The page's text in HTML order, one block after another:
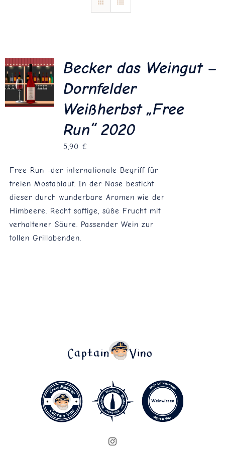
Kontakt
Becker das Weingut –
Dornfelder
Weißherbst „Free
Run“ 2020
5,90 €
Free Run -der internationale Begriff für
freien Mostablauf. In der Nase besticht
dieser durch wunderbare Aromen wie der
Himbeere. Recht saftige, süße Frucht mit
verhaltener Säure. Passender Wein zur
tollen Grillabenden.